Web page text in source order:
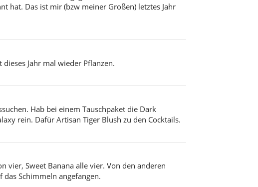
hat. Das ist mir (bzw meiner Großen) letztes Jahr
Jahr mal wieder Pflanzen.
Hab bei einem Tauschpaket die Dark
rein. Dafür Artisan Tiger Blush zu den Cocktails.
vier, Sweet Banana alle vier. Von den anderen
Schimmeln angefangen.